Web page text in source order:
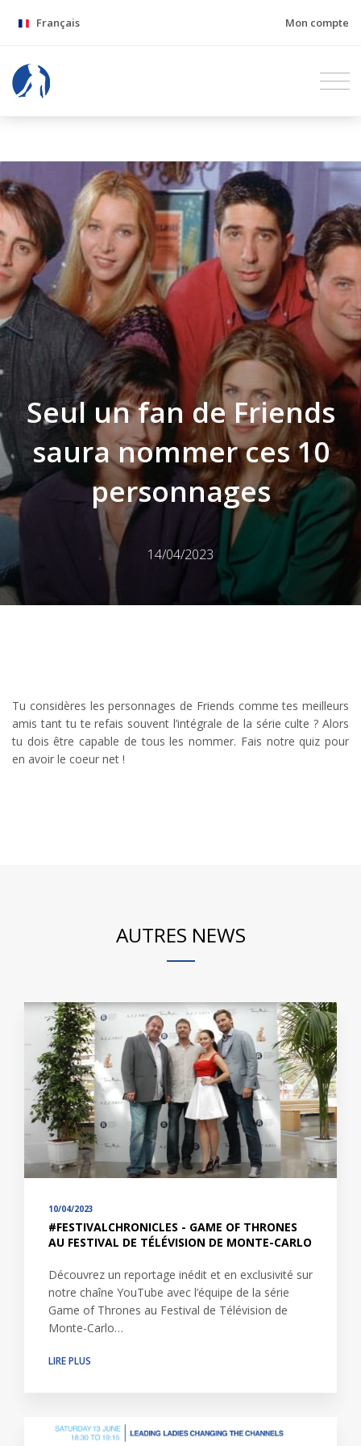
Français Mon compte
Seul un fan de Friends
saura nommer ces 10
personnages
14/04/2023
Tu considères les personnages de Friends comme tes meilleurs
amis tant tu te refais souvent l’intégrale de la série culte ? Alors
tu dois être capable de tous les nommer. Fais notre quiz pour
en avoir le coeur net !
AUTRES NEWS
10/04/2023
#FESTIVALCHRONICLES - GAME OF THRONES
AU FESTIVAL DE TÉLÉVISION DE MONTE-CARLO
Découvrez un reportage inédit et en exclusivité sur
notre chaîne YouTube avec l’équipe de la série
Game of Thrones au Festival de Télévision de
Monte-Carlo…
LIRE PLUS